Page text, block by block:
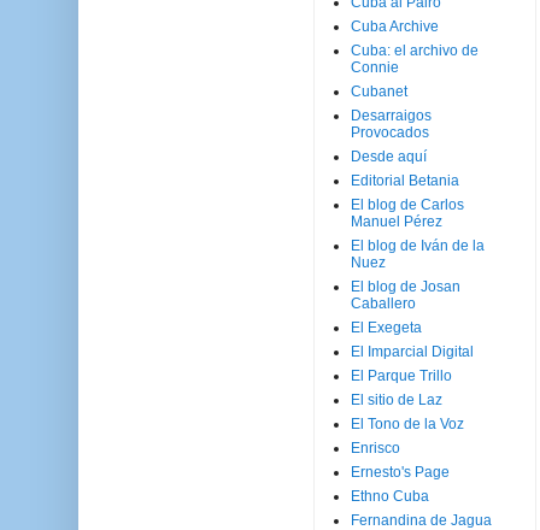
Cuba Archive
Cuba: el archivo de
Connie
Cubanet
Desarraigos
Provocados
Desde aquí
Editorial Betania
El blog de Carlos
Manuel Pérez
El blog de Iván de la
Nuez
El blog de Josan
Caballero
El Exegeta
El Imparcial Digital
El Parque Trillo
El sitio de Laz
El Tono de la Voz
Enrisco
Ernesto's Page
Ethno Cuba
Fernandina de Jagua